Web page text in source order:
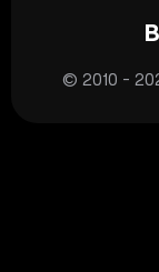
© 2010 -